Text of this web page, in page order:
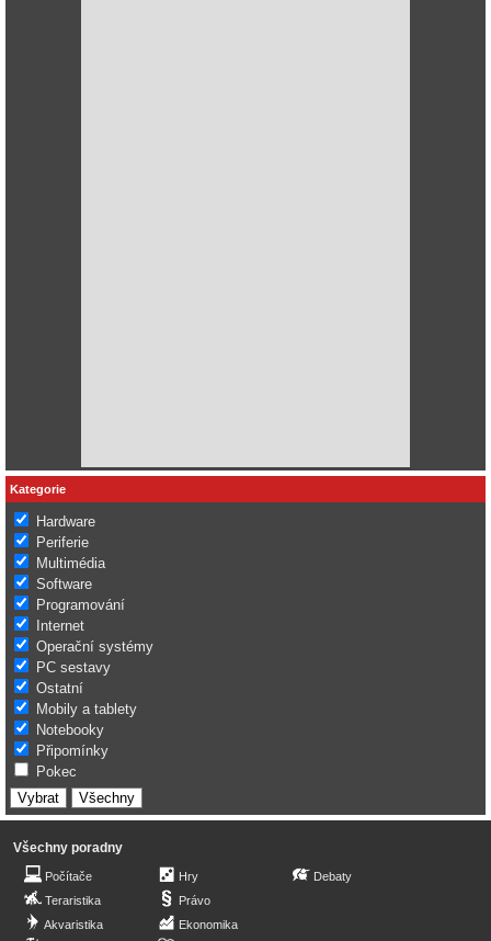
Kategorie
Hardware
Periferie
Multimédia
Software
Programování
Internet
Operační systémy
PC sestavy
Ostatní
Mobily a tablety
Notebooky
Připomínky
Pokec
Všechny poradny
Počítače
Teraristika
Akvaristika
Hry
Právo
Ekonomika
Debaty